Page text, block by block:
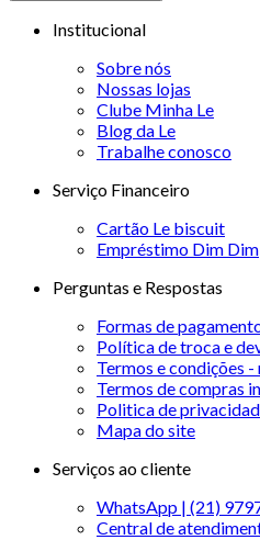
Institucional
Sobre nós
Nossas lojas
Clube Minha Le
Blog da Le
Trabalhe conosco
Serviço Financeiro
Cartão Le biscuit
Empréstimo Dim Dim
Perguntas e Respostas
Formas de
Política de troca e
Termos e condições
Termos de compras
Politica de
Mapa do site
Serviços ao cliente
WhatsApp | (21)
Central de